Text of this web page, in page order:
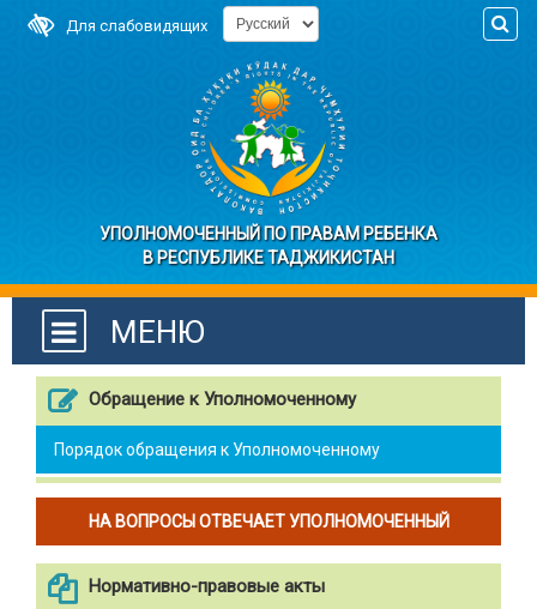
Для слабовидящих
УПОЛНОМОЧЕННЫЙ ПО ПРАВАМ РЕБЕНКА
В РЕСПУБЛИКЕ ТАДЖИКИСТАН
МЕНЮ
Обращение к Уполномоченному
Порядок обращения к Уполномоченному
НА ВОПРОСЫ ОТВЕЧАЕТ УПОЛНОМОЧЕННЫЙ
Нормативно-правовые акты